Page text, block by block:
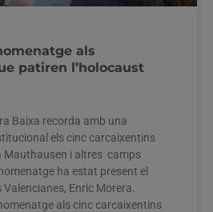
als
patiren l’holocaust
Baixa recorda amb una
els cinc carcaixentins
Mauthausen i altres camps
ha estat present el
Valencianes, Enric Morera.
als cinc carcaixentins